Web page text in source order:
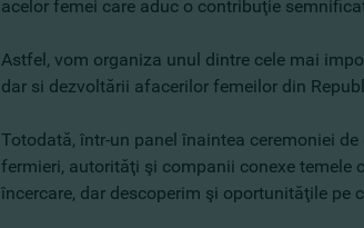
acelor femei care aduc o contribuţie
Astfel, vom organiza unul dintre cele mai
dar si dezvoltării afacerilor femeilor din
Totodată, într-un panel înaintea ceremoniei
fermieri, autorităţi şi companii conexe temele
încercare, dar descoperim şi oportunităţile pe